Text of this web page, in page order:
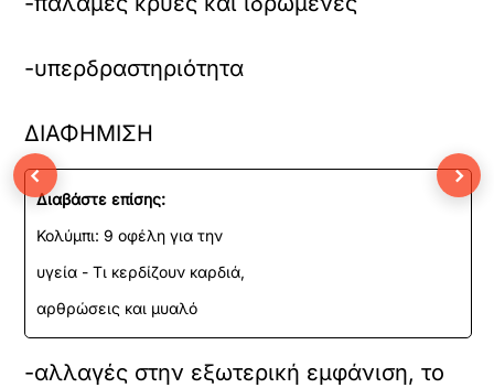
-υπερδραστηριότητα
ΔΙΑΦΗΜΙΣΗ
Διαβάστε επίσης:
Κολύμπι: 9 οφέλη για την
υγεία - Τι κερδίζουν καρδιά,
αρθρώσεις και μυαλό
-αλλαγές στην εξωτερική εμφάνιση, το
‹ ›